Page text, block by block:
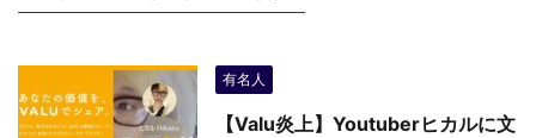
有名人
【Valu炎上】Youtuberヒカルに文